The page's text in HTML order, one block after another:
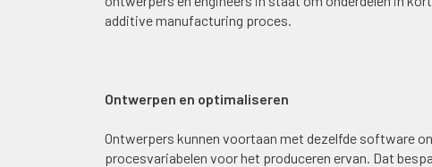
additive manufacturing proces.
Ontwerpen en optimaliseren
Ontwerpers kunnen voortaan met dezelfde software
procesvariabelen voor het produceren ervan. Dat